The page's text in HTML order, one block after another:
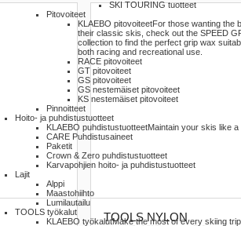
SKI TOURING tuotteet
Pitovoiteet
KLAEBO pitovoiteetFor those wanting the
their classic skis, check out the SPEED
collection to find the perfect grip wax
both racing and recreational use.
RACE pitovoiteet
GT pitovoiteet
GS pitovoiteet
GS nestemäiset pitovoiteet
KS nestemäiset pitovoiteet
Pinnoitteet
Hoito- ja puhdistustuotteet
KLAEBO puhdistustuotteetMaintain your skis like a
CARE Puhdistusaineet
Paketit
Crown & Zero puhdistustuotteet
Karvapohjien hoito- ja puhdistustuotteet
Lajit
Alppi
Maastohiihto
Lumilautailu
TOOLS työkalut
KLAEBO työkalutMake the most of every skiing
TOOLS NYLON